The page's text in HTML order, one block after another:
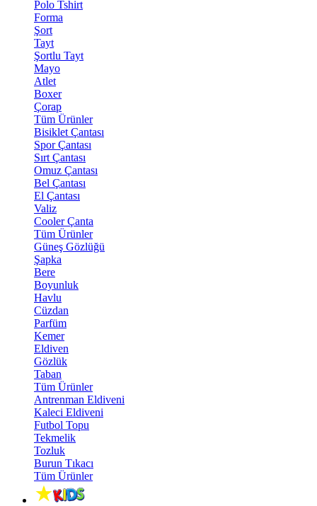
Polo Tshirt
Forma
Şort
Tayt
Şortlu Tayt
Mayo
Atlet
Boxer
Çorap
Tüm Ürünler
Bisiklet Çantası
Spor Çantası
Sırt Çantası
Omuz Çantası
Bel Çantası
El Çantası
Valiz
Cooler Çanta
Tüm Ürünler
Güneş Gözlüğü
Şapka
Bere
Boyunluk
Havlu
Cüzdan
Parfüm
Kemer
Eldiven
Gözlük
Taban
Tüm Ürünler
Antrenman Eldiveni
Kaleci Eldiveni
Futbol Topu
Tekmelik
Tozluk
Burun Tıkacı
Tüm Ürünler